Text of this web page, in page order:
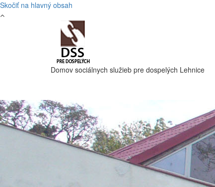
Skočiť na hlavný obsah
Domov sociálnych služieb pre dospelých Lehnice